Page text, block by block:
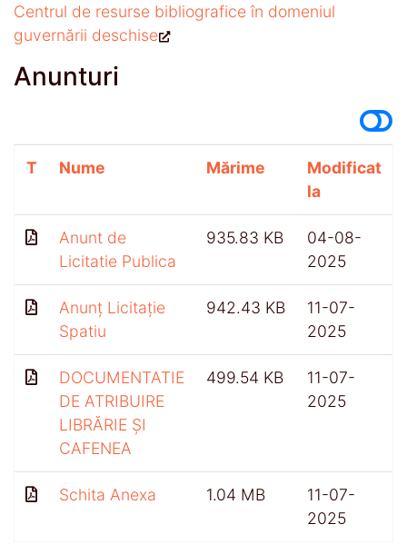
Centrul de resurse bibliografice în domeniul
guvernării deschise
Anunturi
T Nume Mărime
Modificat
la
Anunt de
Licitatie Publica
935.83 KB
04-08-
2025
Anunț Licitație
Spatiu
942.43 KB
11-07-
2025
DOCUMENTATIE
DE ATRIBUIRE
LIBRĂRIE ȘI
CAFENEA
499.54 KB
11-07-
2025
Schita Anexa 1.04 MB
11-07-
2025